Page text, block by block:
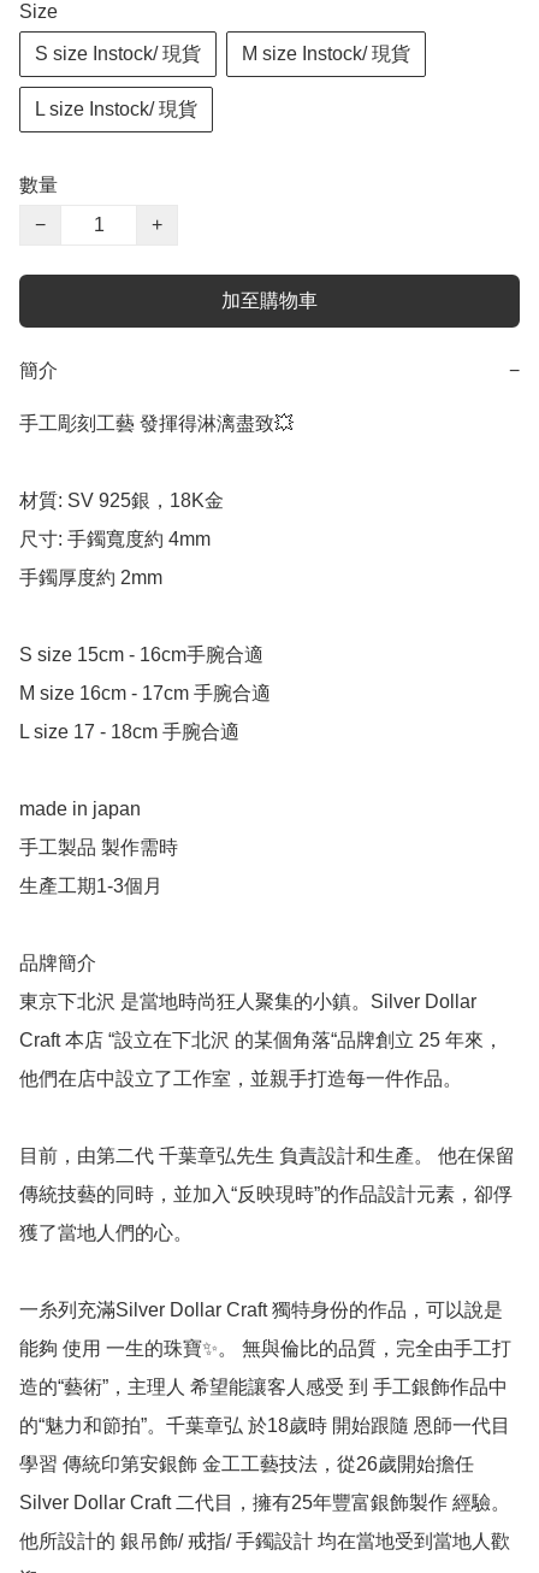
Size
S size Instock/ 現貨 M size Instock/ 現貨
L size Instock/ 現貨
數量
−
+
加至購物車
簡介 −
手工彫刻工藝 發揮得淋漓盡致💥
材質: SV 925銀，18K金
尺寸: 手鐲寬度約 4mm
手鐲厚度約 2mm
S size 15cm - 16cm手腕合適
M size 16cm - 17cm 手腕合適
L size 17 - 18cm 手腕合適
made in japan
手工製品 製作需時
生產工期1-3個月
品牌簡介
東京下北沢 是當地時尚狂人聚集的小鎮。Silver Dollar
Craft 本店 “設立在下北沢 的某個角落“品牌創立 25 年來，
他們在店中設立了工作室，並親手打造每一件作品。
目前，由第二代 千葉章弘先生 負責設計和生產。 他在保留
傳統技藝的同時，並加入“反映現時”的作品設計元素，卻俘
獲了當地人們的心。
一糸列充滿Silver Dollar Craft 獨特身份的作品，可以說是
能夠 使用 一生的珠寶✨。 無與倫比的品質，完全由手工打
造的“藝術”，主理人 希望能讓客人感受 到 手工銀飾作品中
的“魅力和節拍”。千葉章弘 於18歲時 開始跟隨 恩師一代目
學習 傳統印第安銀飾 金工工藝技法，從26歲開始擔任
Silver Dollar Craft 二代目，擁有25年豐富銀飾製作 經驗。
他所設計的 銀吊飾/ 戒指/ 手鐲設計 均在當地受到當地人歡